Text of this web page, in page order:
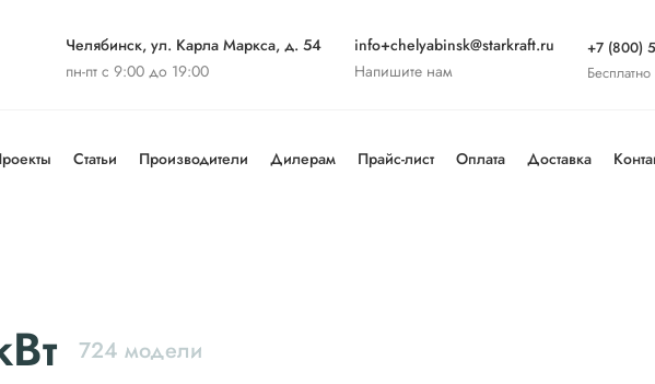
Челябинск, ул. Карла Маркса, д. 54
пн-пт с 9:00 до 19:00
info+chelyabinsk@starkraft.ru
Напишите нам
+7 (800)
Статьи Производители Дилерам Прайс-лист Оплата Доставка
724 модели